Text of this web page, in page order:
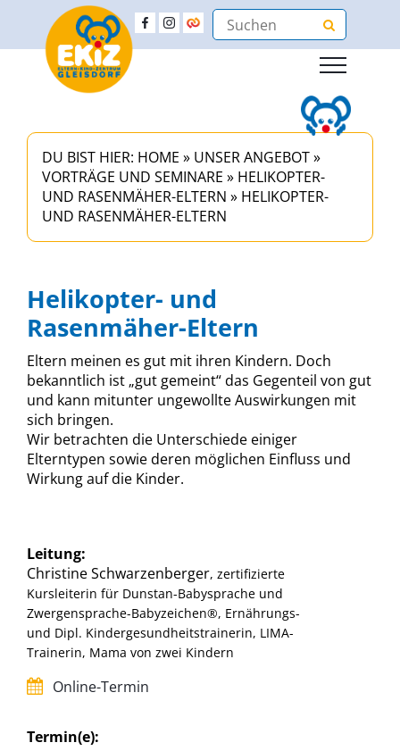
DU BIST HIER: HOME » UNSER ANGEBOT»
VORTRÄGE UND SEMINARE » HELIKOPTER-
UND RASENMÄHER-ELTERN » HELIKOPTER-
UND RASENMÄHER-ELTERN
Helikopter- und
Rasenmäher-Eltern
Eltern meinen es gut mit ihren Kindern. Doch
bekanntlich ist „gut gemeint“ das Gegenteil von gut
und kann mitunter ungewollte Auswirkungen mit
sich bringen.
Wir betrachten die Unterschiede einiger
Elterntypen sowie deren möglichen Einfluss und
Wirkung auf die Kinder.
Leitung:
Christine Schwarzenberger, zertifizierte
Kursleiterin für Dunstan-Babysprache und
Zwergensprache-Babyzeichen®, Ernährungs-
und Dipl. Kindergesundheitstrainerin, LIMA-
Trainerin, Mama von zwei Kindern
Online-Termin
Termin(e):